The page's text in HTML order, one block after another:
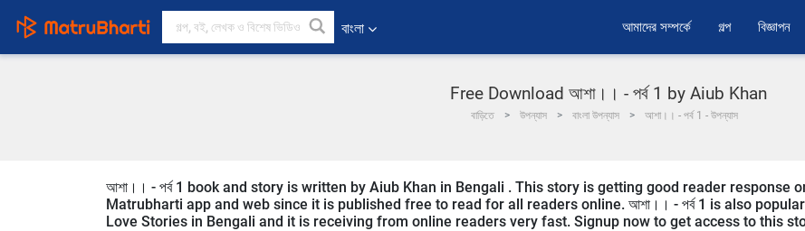
বাংলা আমাদের সম্পর্কে গল্প বিজ্ঞাপন
Free Download আশা।। - পর্ব 1 by Aiub Khan
বাড়িতে উপন্যাস বাংলা উপন্যাস আশা।। - পর্ব 1 - উপন্যাস
আশা।। - পর্ব 1 book and story is written by Aiub Khan in Bengali . This story is getting good reader response
Matrubharti app and web since it is published free to read for all readers online. আশা।। - পর্ব 1 is also
Love Stories in Bengali and it is receiving from online readers very fast. Signup now to get access to this